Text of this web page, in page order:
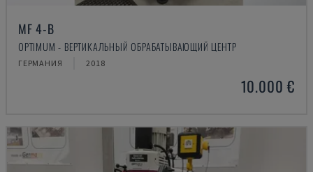
MF 4-B
OPTIMUM - ВЕРТИКАЛЬНЫЙ ОБРАБАТЫВАЮЩИЙ ЦЕНТР
ГЕРМАНИЯ 2018
10.000 €